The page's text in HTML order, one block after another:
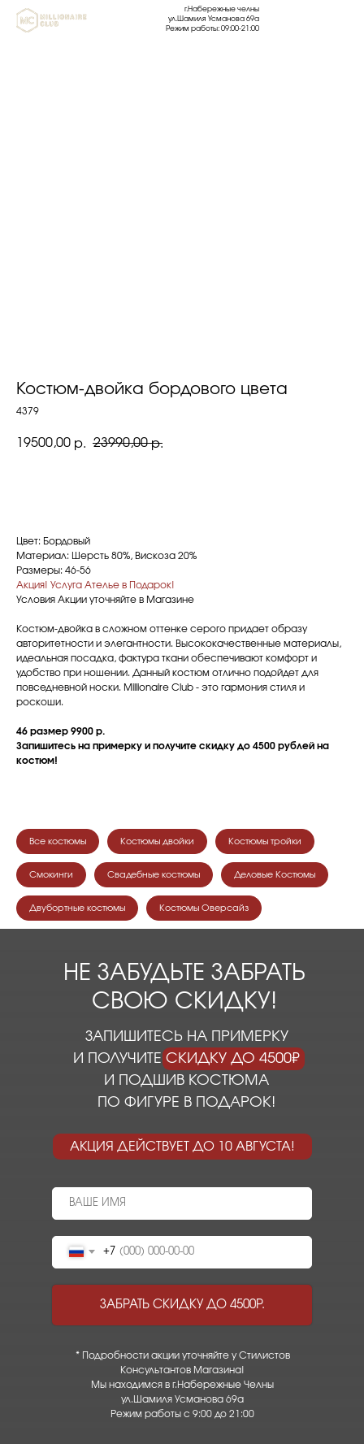
г.Набережные челны
ул.Шамиля Усманова 69а
Режим работы: 09:00-21:00
Костюм-двойка бордового цвета
4379
19500,00 р. 23990,00 р.
Цвет: Бордовый
Материал: Шерсть 80%, Вискоза 20%
Размеры: 46-56
Акция! Услуга Ателье в Подарок!
Условия Акции уточняйте в Магазине
Костюм-двойка в сложном оттенке серого придает образу
авторитетности и элегантности. Высококачественные материалы,
идеальная посадка, фактура ткани обеспечивают комфорт и
удобство при ношении. Данный костюм отлично подойдет для
повседневной носки. Millionaire Club - это гармония стиля и
роскоши.
46 размер 9900 р.
Запишитесь на примерку и получите скидку до 4500 рублей на
костюм!
Все костюмы Костюмы двойки Костюмы тройки
Смокинги Свадебные костюмы Деловые Костюмы
Двубортные костюмы Костюмы Оверсайз
НЕ ЗАБУДЬТЕ ЗАБРАТЬ
СВОЮ СКИДКУ!
ЗАПИШИТЕСЬ НА ПРИМЕРКУ
И ПОЛУЧИТЕ СКИДКУ ДО 4500₽
И ПОДШИВ КОСТЮМА
ПО ФИГУРЕ В ПОДАРОК!
АКЦИЯ ДЕЙСТВУЕТ ДО 10 АВГУСТА!
* Подробности акции уточняйте у Стилистов
Консультантов Магазина!
Мы находимся в г.Набережные Челны
ул.Шамиля Усманова 69а
Режим работы с 9:00 до 21:00
+7
ЗАБРАТЬ СКИДКУ ДО 4500Р.